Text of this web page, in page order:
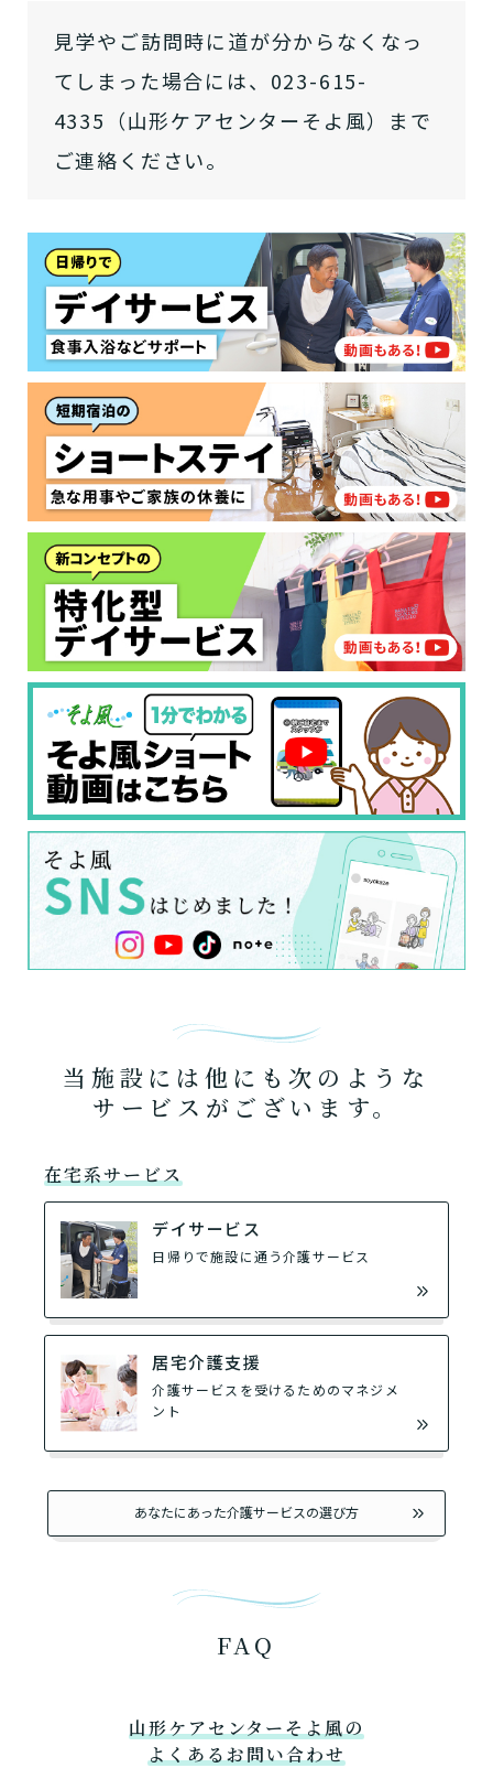
見学やご訪問時に道が分からなくなっ
てしまった場合には、023-615-
4335（山形ケアセンターそよ風）まで
ご連絡ください。
当施設には他にも次のような
サービスがございます。
在宅系サービス
デイサービス
日帰りで施設に通う介護サービス
居宅介護支援
介護サービスを受けるためのマネジメ
ント
あなたにあった介護サービスの選び方
FAQ
山形ケアセンターそよ風の
よくあるお問い合わせ
あなたに適しているのは?
介護保険サービスは20種類以上あり、それぞれ
用途やご利用目的が違います。
なたに適しているのか簡単にチェックしてみま
しょう!
最大4つの質問に答えていただくだけ
で、おすすめの介護保険サービスを紹介しま
す。
診断スタート
要介護認定を受け、要支援１～２、
要介護１～５、 いずれかの判定を受
けていますか？
はい
いいえ or
非該当(自立)
と判定された
ご自宅で生活しながら介護サービス
を使いたいですか？
老人ホームなどの施設に移り住みた
いですか？
自宅で生活しながら
使いたい
施設へ移り住みたい
介護などサポートが必要ですか？
必要
必要ない
たいですか？
介護施設へ通いたいですか？
通いたい
来てもらいたい
認知症の診断を受けていますか？
または物忘れなど認知症の疑いはあ
りますか？
はい
いいえ
一時的に宿泊したいですか？
日帰りで使いたい
一時的に宿泊したい
要支援１～２・要介護１～２です
か？
要支援１～２
要介護１～２
要介護３～５